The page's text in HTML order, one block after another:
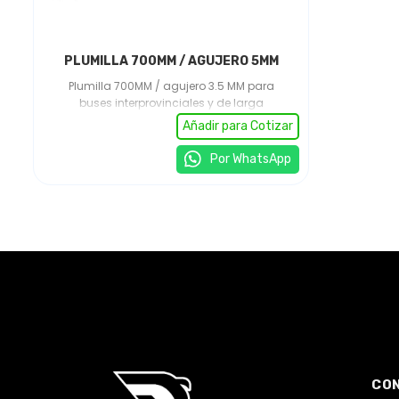
PLUMILLA 700MM / AGUJERO 5MM
Plumilla 700MM / agujero 3.5 MM para
buses interprovinciales y de larga
distancia. Accesorio que garantiza
limpieza uniforme del parabrisas y
visibilidad constante. Producto del
catálogo de accesorios para buses, con
Añadir para Cotizar
Por WhatsApp